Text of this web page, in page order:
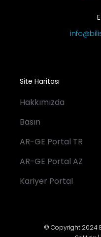
Site Haritası
Hakkımızda
Basın
AR-GE Portal TR
AR-GE Portal AZ
Kariyer Portal
© Copyright 2024